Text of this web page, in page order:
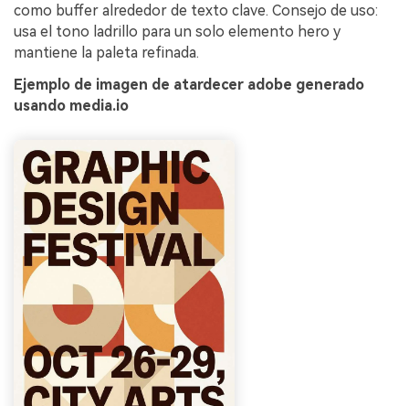
como buffer alrededor de texto clave. Consejo de uso:
usa el tono ladrillo para un solo elemento hero y
mantiene la paleta refinada.
Ejemplo de imagen de atardecer adobe generado
usando media.io